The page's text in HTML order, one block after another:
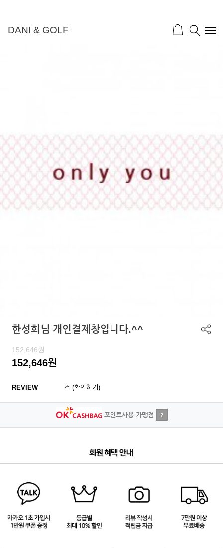
DANI & GOLF
한성희님 개인결제창입니다.^^
152,646원
152,646원
REVIEW 건 (확인하기)
포인트사용 가맹점 ?